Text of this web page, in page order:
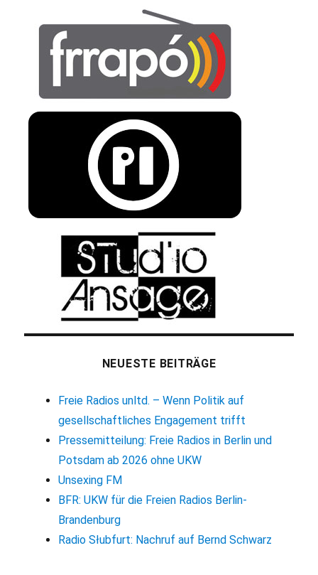
NEUESTE BEITRÄGE
Freie Radios unltd. – Wenn Politik auf
gesellschaftliches Engagement trifft
Pressemitteilung: Freie Radios in Berlin und
Potsdam ab 2026 ohne UKW
Unsexing FM
BFR: UKW für die Freien Radios Berlin-
Brandenburg
Radio Słubfurt: Nachruf auf Bernd Schwarz